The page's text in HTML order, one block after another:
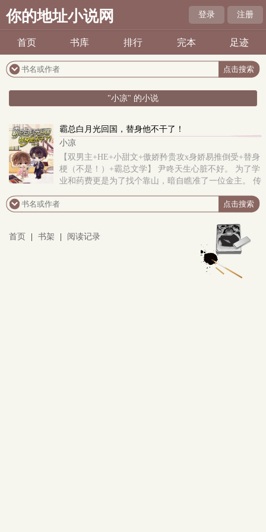
你的地址小说网 登录 注册
首页 书库 排行 完本 足迹
"小凉" 的小说
霸总白月光回国，替身他不干了！
小凉
【双男主+HE+小甜文+傲娇矜贵攻x身娇易推倒受+替身
梗（不是！）+霸总文学】 尹咚天生心脏不好。 为了学
业和药费更是为了找个靠山，暗自瞧准了一位金主。 传
忙..
首页 书架 阅读记录